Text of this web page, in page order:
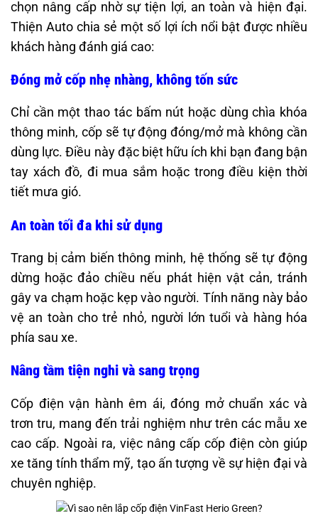
chọn nâng cấp nhờ sự tiện lợi, an toàn và hiện đại.
Thiện Auto chia sẻ một số lợi ích nổi bật được nhiều
khách hàng đánh giá cao:
Đóng mở cốp nhẹ nhàng, không tốn sức
Chỉ cần một thao tác bấm nút hoặc dùng chìa khóa
thông minh, cốp sẽ tự động đóng/mở mà không cần
dùng lực. Điều này đặc biệt hữu ích khi bạn đang bận
tay xách đồ, đi mua sắm hoặc trong điều kiện thời
tiết mưa gió.
An toàn tối đa khi sử dụng
Trang bị cảm biến thông minh, hệ thống sẽ tự động
dừng hoặc đảo chiều nếu phát hiện vật cản, tránh
gây va chạm hoặc kẹp vào người. Tính năng này bảo
vệ an toàn cho trẻ nhỏ, người lớn tuổi và hàng hóa
phía sau xe.
Nâng tầm tiện nghi và sang trọng
Cốp điện vận hành êm ái, đóng mở chuẩn xác và
trơn tru, mang đến trải nghiệm như trên các mẫu xe
cao cấp. Ngoài ra, việc nâng cấp cốp điện còn giúp
xe tăng tính thẩm mỹ, tạo ấn tượng về sự hiện đại và
chuyên nghiệp.